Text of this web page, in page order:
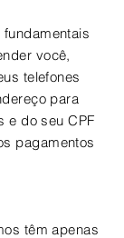
você,
telefones
para
e do seu CPF
pagamentos
têm apenas